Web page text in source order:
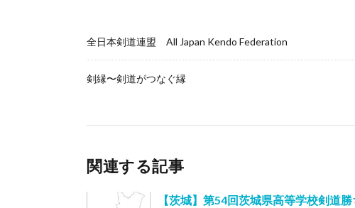
全日本剣道連盟 All Japan Kendo Federation
剣縁〜剣道がつなぐ縁
関連する記事
【茨城】第54回茨城県高等学校剣道